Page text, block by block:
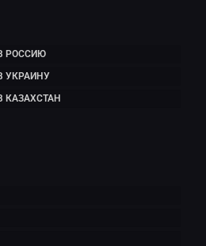
РОССИЮ
УКРАИНУ
КАЗАХСТАН